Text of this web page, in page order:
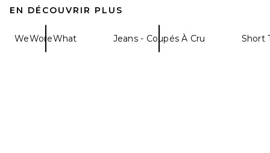
EN DÉCOUVRIR PLUS
WeWoreWhat Jeans - Coupés À Cru Short